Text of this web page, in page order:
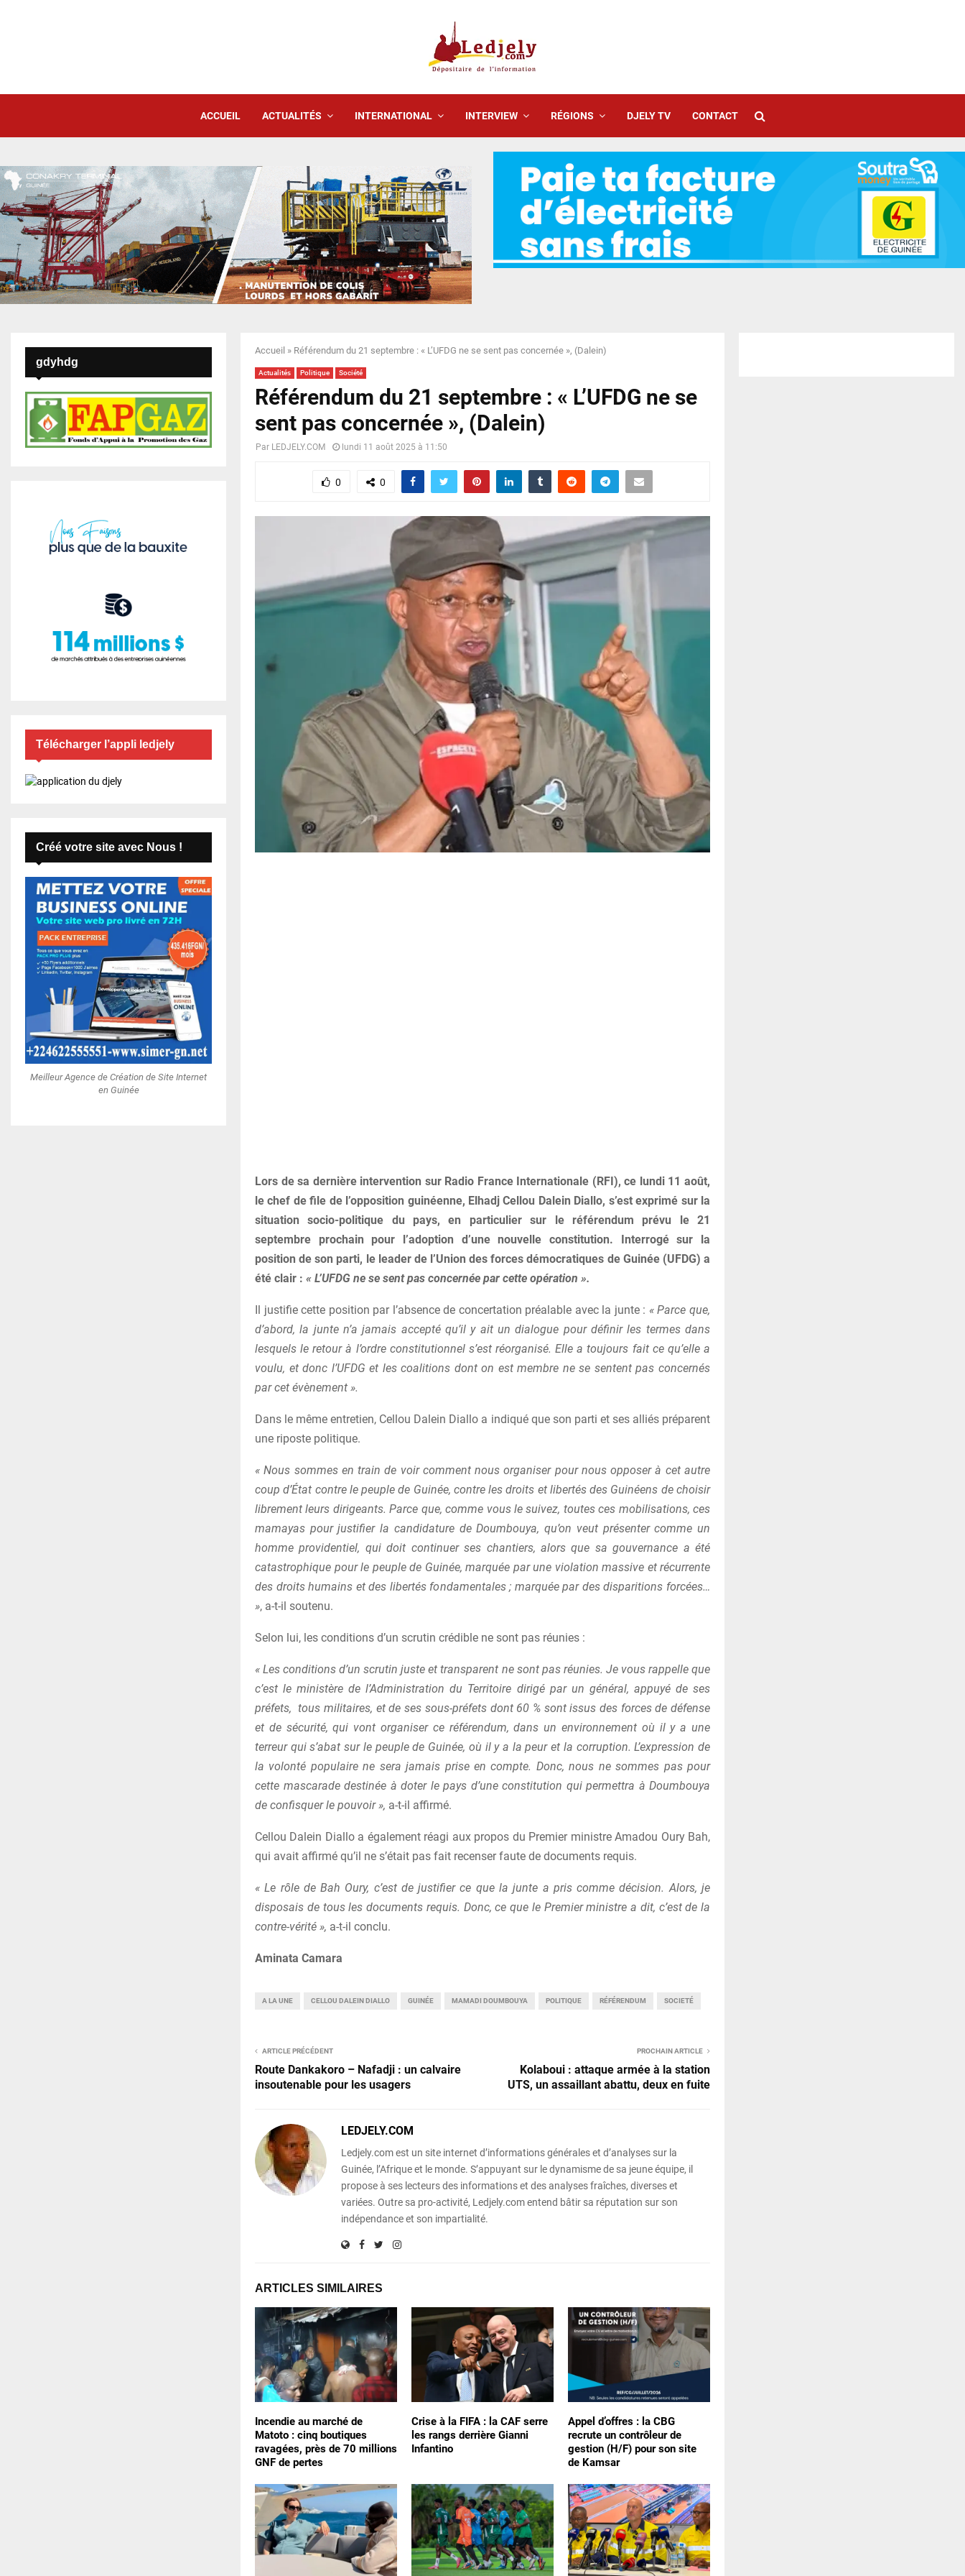
ACCUEIL ACTUALITÉS INTERNATIONAL INTERVIEW RÉGIONS DJELY TV CONTACT
Accueil » Référendum du 21 septembre : « L’UFDG ne se sent pas concernée », (Dalein)
Actualités Politique Société
Référendum du 21 septembre : « L’UFDG ne se
sent pas concernée », (Dalein)
Par LEDJELY.COM lundi 11 août 2025 à 11:50
0 0
Lors de sa dernière intervention sur Radio France Internationale (RFI), ce lundi 11 août,
le chef de file de l’opposition guinéenne, Elhadj Cellou Dalein Diallo, s’est exprimé sur la
situation socio-politique du pays, en particulier sur le référendum prévu le 21
septembre prochain pour l’adoption d’une nouvelle constitution. Interrogé sur la
position de son parti, le leader de l’Union des forces démocratiques de Guinée (UFDG) a
été clair : « L’UFDG ne se sent pas concernée par cette opération ».
Il justifie cette position par l’absence de concertation préalable avec la junte : « Parce que,
d’abord, la junte n’a jamais accepté qu’il y ait un dialogue pour définir les termes dans
lesquels le retour à l’ordre constitutionnel s’est réorganisé. Elle a toujours fait ce qu’elle a
voulu, et donc l’UFDG et les coalitions dont on est membre ne se sentent pas concernés
par cet évènement ».
Dans le même entretien, Cellou Dalein Diallo a indiqué que son parti et ses alliés préparent
une riposte politique.
« Nous sommes en train de voir comment nous organiser pour nous opposer à cet autre
coup d’État contre le peuple de Guinée, contre les droits et libertés des Guinéens de choisir
librement leurs dirigeants. Parce que, comme vous le suivez, toutes ces mobilisations, ces
mamayas pour justifier la candidature de Doumbouya, qu’on veut présenter comme un
homme providentiel, qui doit continuer ses chantiers, alors que sa gouvernance a été
catastrophique pour le peuple de Guinée, marquée par une violation massive et récurrente
des droits humains et des libertés fondamentales ; marquée par des disparitions forcées…
», a-t-il soutenu.
Selon lui, les conditions d’un scrutin crédible ne sont pas réunies :
« Les conditions d’un scrutin juste et transparent ne sont pas réunies. Je vous rappelle que
c’est le ministère de l’Administration du Territoire dirigé par un général, appuyé de ses
préfets, tous militaires, et de ses sous-préfets dont 60 % sont issus des forces de défense
et de sécurité, qui vont organiser ce référendum, dans un environnement où il y a une
terreur qui s’abat sur le peuple de Guinée, où il y a la peur et la corruption. L’expression de
la volonté populaire ne sera jamais prise en compte. Donc, nous ne sommes pas pour
cette mascarade destinée à doter le pays d’une constitution qui permettra à Doumbouya
de confisquer le pouvoir », a-t-il affirmé.
Cellou Dalein Diallo a également réagi aux propos du Premier ministre Amadou Oury Bah,
qui avait affirmé qu’il ne s’était pas fait recenser faute de documents requis.
« Le rôle de Bah Oury, c’est de justifier ce que la junte a pris comme décision. Alors, je
disposais de tous les documents requis. Donc, ce que le Premier ministre a dit, c’est de la
contre-vérité », a-t-il conclu.
Aminata Camara
A LA UNE CELLOU DALEIN DIALLO GUINÉE MAMADI DOUMBOUYA POLITIQUE RÉFÉRENDUM SOCIETÉ
ARTICLE PRÉCÉDENT
Route Dankakoro – Nafadji : un calvaire
insoutenable pour les usagers
PROCHAIN ARTICLE
Kolaboui : attaque armée à la station
UTS, un assaillant abattu, deux en fuite
LEDJELY.COM
Ledjely.com est un site internet d’informations générales et d’analyses sur la
Guinée, l’Afrique et le monde. S’appuyant sur le dynamisme de sa jeune équipe, il
propose à ses lecteurs des informations et des analyses fraîches, diverses et
variées. Outre sa pro-activité, Ledjely.com entend bâtir sa réputation sur son
indépendance et son impartialité.
ARTICLES SIMILAIRES
Incendie au marché de
Matoto : cinq boutiques
ravagées, près de 70 millions
GNF de pertes
Crise à la FIFA : la CAF serre
les rangs derrière Gianni
Infantino
Appel d’offres : la CBG
recrute un contrôleur de
gestion (H/F) pour son site
de Kamsar
gdyhdg
Télécharger l’appli ledjely
Créé votre site avec Nous !
Meilleur Agence de Création de Site Internet
en Guinée